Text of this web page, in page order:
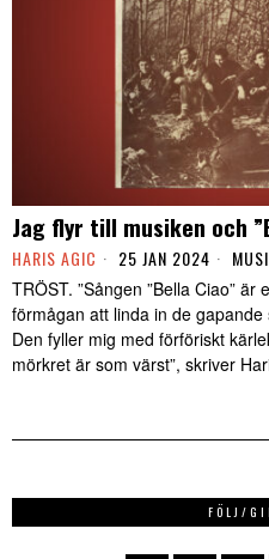
Jag flyr till musiken och
HARIS AGIC 25 JAN 2024
TRÖST. ”Sången ”Bella Ciao”
förmågan att linda in de
Den fyller mig med förföriskt
mörkret är som värst”, skriver
FÖLJ/